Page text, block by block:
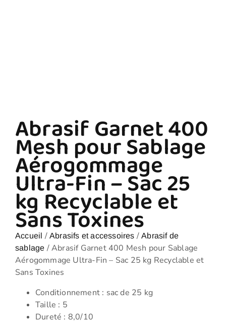
Abrasif Garnet 400
Mesh pour Sablage
Aérogommage
Ultra-Fin – Sac 25
kg Recyclable et
Sans Toxines
Accueil /Abrasifs et accessoires /Abrasif de
sablage / Abrasif Garnet 400 Mesh pour Sablage
Aérogommage Ultra-Fin – Sac 25 kg Recyclable et
Sans Toxines
Conditionnement : sac de 25 kg
Taille : 5
Dureté : 8,0/10